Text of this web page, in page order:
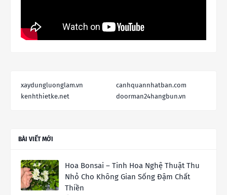
xaydungluonglam.vn
canhquannhatban.com
kenhthietke.net
doorman24hangbun.vn
BÀI VIẾT MỚI
Hoa Bonsai – Tinh Hoa Nghệ Thuật Thu
Nhỏ Cho Không Gian Sống Đậm Chất
Thiền